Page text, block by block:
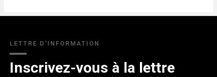
LETTRE D'INFORMATION
Inscrivez-vous à la lettre